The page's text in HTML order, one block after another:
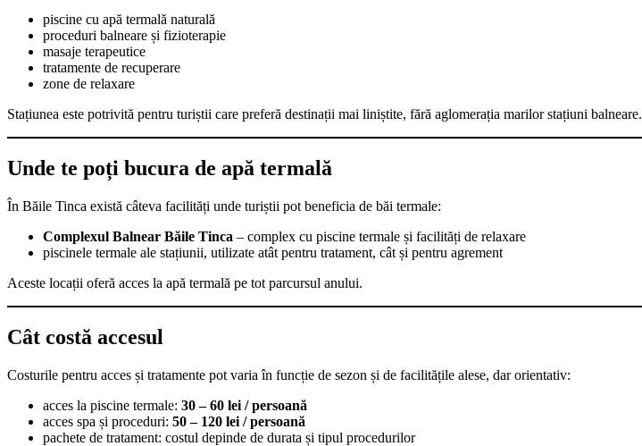
piscine cu apă termală naturală
proceduri balneare și fizioterapie
masaje terapeutice
tratamente de recuperare
zone de relaxare
Stațiunea este potrivită pentru turiștii care preferă destinații mai liniștite, fără aglomerația marilor stațiuni balneare.
Unde te poți bucura de apă termală
În Băile Tinca există câteva facilități unde turiștii pot beneficia de băi termale:
Complexul Balnear Băile Tinca – complex cu piscine termale și facilități de relaxare
piscinele termale ale stațiunii, utilizate atât pentru tratament, cât și pentru agrement
Aceste locații oferă acces la apă termală pe tot parcursul anului.
Cât costă accesul
Costurile pentru acces și tratamente pot varia în funcție de sezon și de facilitățile alese, dar orientativ:
acces la piscine termale: 30 – 60 lei / persoană
acces spa și proceduri: 50 – 120 lei / persoană
pachete de tratament: costul depinde de durata și tipul procedurilor